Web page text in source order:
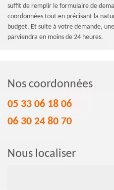
suffit de remplir le formulaire de
coordonnées tout en précisant la
budget. Et suite à votre demande,
parviendra en moins de 24 heures.
Nos coordonnées
05 33 06 18 06
06 30 24 80 70
Nous localiser